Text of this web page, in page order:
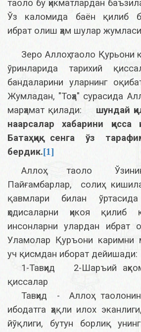
таоло бу ҳикматлардан
Ўз каломида баён қилиб
ибрат олиш ҳам шулар
Зеро Аллоҳ таоло Қурьони
ўринларида тарихий
бандаларини уларнинг
Жумладан, "Тоҳа" сурасида
марҳамат қилади: шундай
наарсалар хабарини қисса
Батаҳқиқ
сенга ўз
бердик.[1]
Аллоҳ таоло
Пайғамбарлар, солиҳ
қавмлари билан
ҳодисаларни ҳикоя қилиб
инсонларни улардан ибрат
Уламолар Қуръони каримни
уч қисмдан иборат дейишади:
1-Тавҳид 2-Шаръий
қиссалар
Тавҳид - Аллоҳ
ибодатга ҳақли илох
йўқлиги, бутун борлиқ